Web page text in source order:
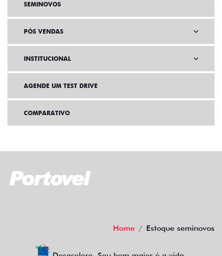
SEMINOVOS
PÓS VENDAS
INSTITUCIONAL
AGENDE UM TEST DRIVE
COMPARATIVO
Home Estoque seminovos